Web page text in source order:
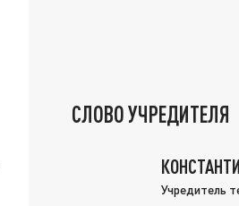
СЛОВО УЧРЕДИТЕЛЯ
Учредитель